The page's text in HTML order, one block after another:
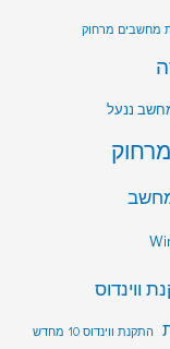
מחשבים מרחוק
ננעל
ווינדוס
התקנת ווינדוס 10 מחדש